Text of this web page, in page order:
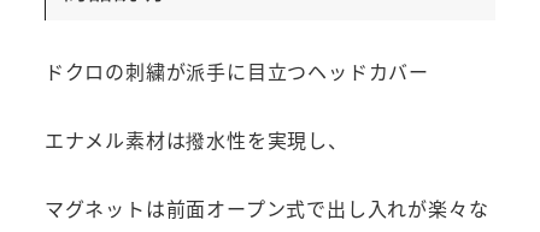
ドクロの刺繍が派手に目立つヘッドカバー
エナメル素材は撥水性を実現し、
マグネットは前面オープン式で出し入れが楽々な